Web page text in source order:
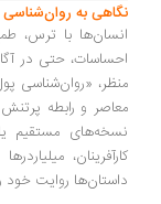
به روان‌شناسی پول |
با ترس، طمع،
حتی در آگاه‌ترین
«روان‌شناسی پول» بیش
و رابطه پرتنش او با
مستقیم یا
میلیاردرها
روایت خود را